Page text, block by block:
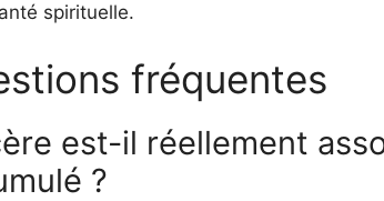
spirituelle.
fréquentes
est-il réellement
?